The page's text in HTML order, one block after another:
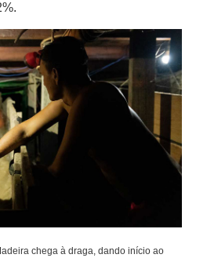
chega à draga, dando início ao